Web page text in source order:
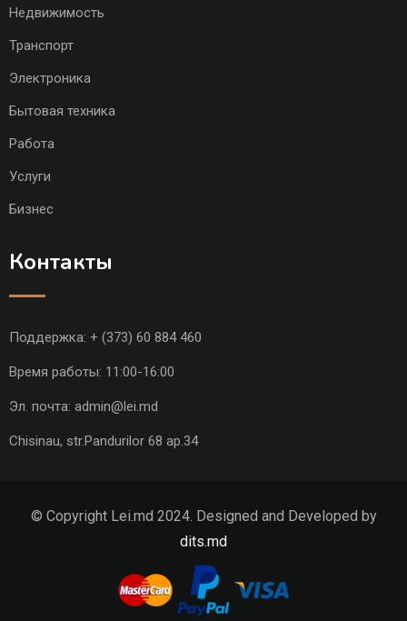
Недвижимость
Транспорт
Электроника
Бытовая техника
Работа
Услуги
Бизнес
Контакты
Поддержка: + (373) 60 884 460
Время работы: 11:00-16:00
Эл. почта: admin@lei.md
Chisinau, str.Pandurilor 68 ap.34
© Copyright Lei.md 2024. Designed and Developed by
dits.md